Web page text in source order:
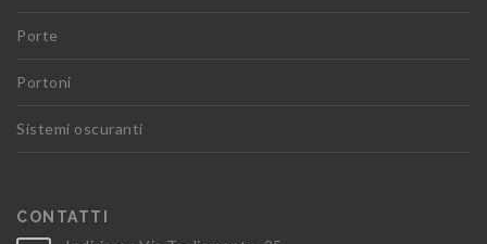
Porte
Portoni
Sistemi oscuranti
CONTATTI